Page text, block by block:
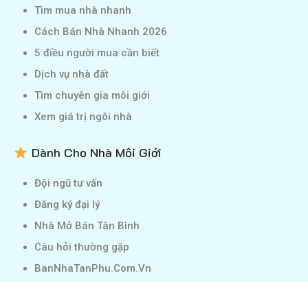
Tìm mua nhà nhanh
Cách Bán Nhà Nhanh 2026
5 điều người mua cần biết
Dịch vụ nhà đất
Tìm chuyên gia môi giới
Xem giá trị ngôi nhà
Dành Cho Nhà Môi Giới
Đội ngũ tư vấn
Đăng ký đại lý
Nhà Mở Bán Tân Bình
Câu hỏi thường gặp
BanNhaTanPhu.Com.Vn